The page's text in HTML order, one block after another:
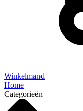
Winkelmand
Home
Categorieën